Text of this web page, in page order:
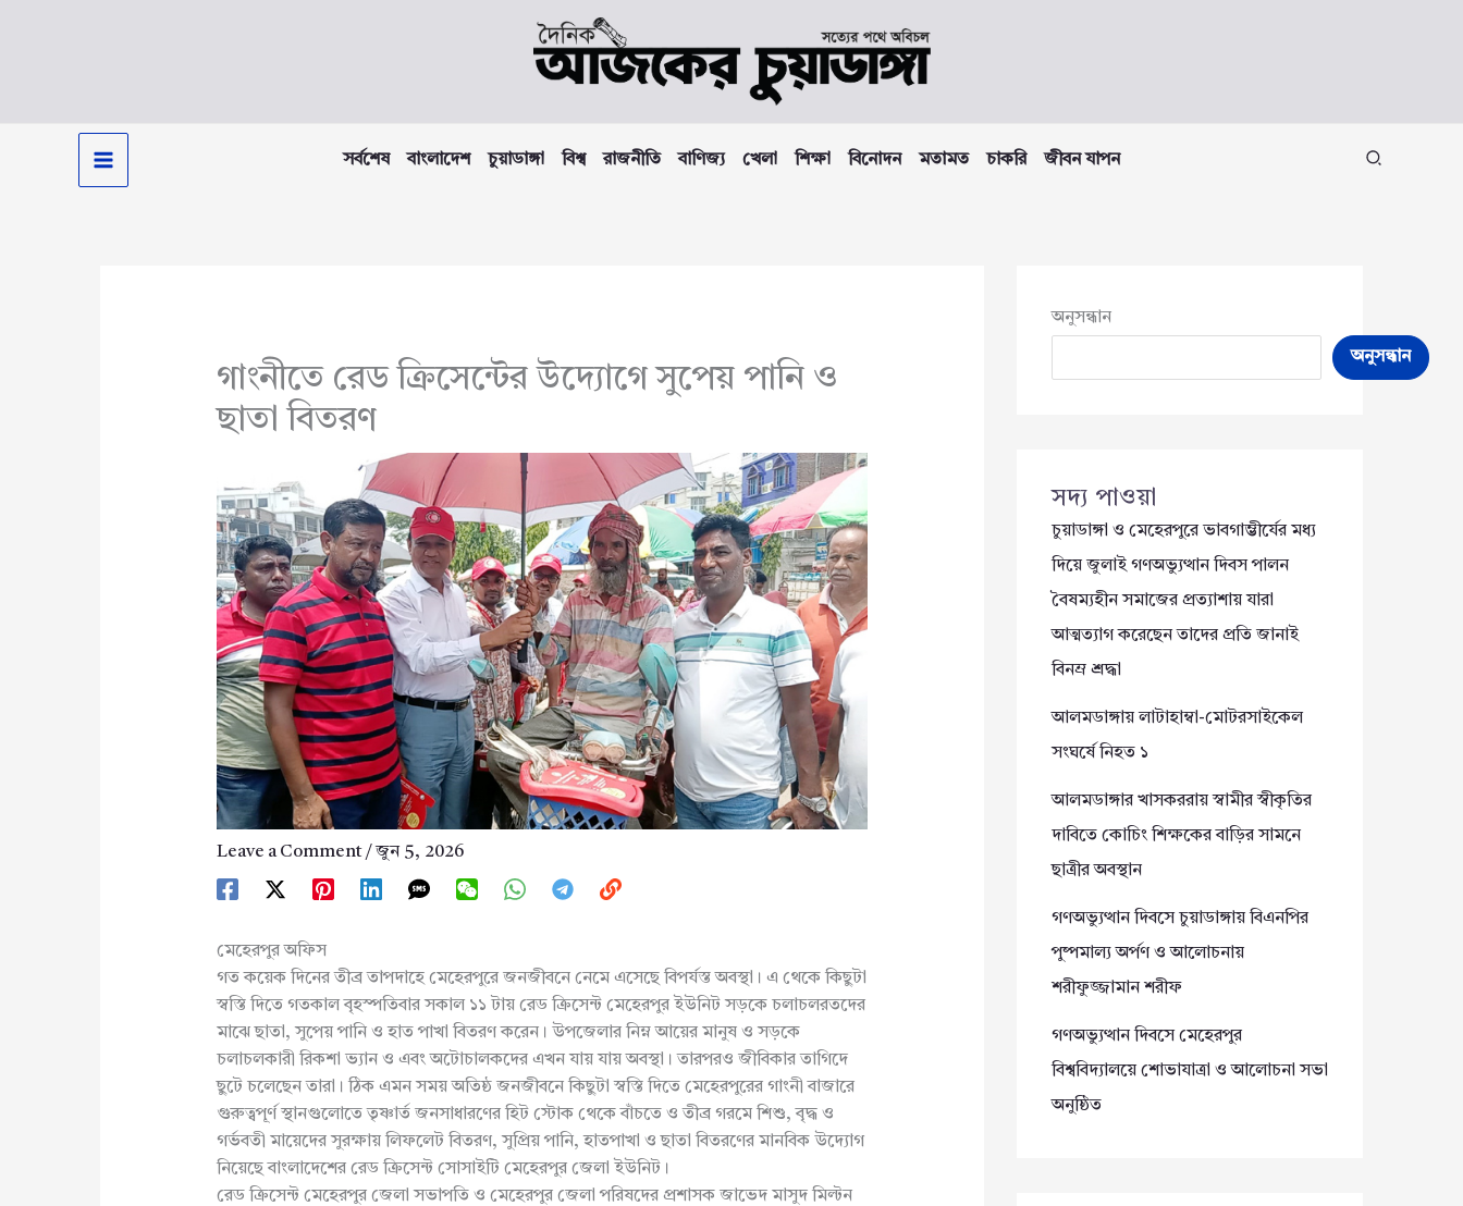
সর্বশেষ বাংলাদেশ চুয়াডাঙ্গা বিশ্ব রাজনীতি বাণিজ্য খেলা শিক্ষা বিনোদন মতামত চাকরি জীবন যাপন
গাংনীতে রেড ক্রিসেন্টের উদ্যোগে সুপেয় পানি ও
ছাতা বিতরণ
Leave a Comment /জুন 5, 2026
মেহেরপুর অফিস
গত কয়েক দিনের তীব্র তাপদাহে মেহেরপুরে জনজীবনে নেমে এসেছে বিপর্যস্ত অবস্থা। এ থেকে কিছুটা
স্বস্তি দিতে গতকাল বৃহস্পতিবার সকাল ১১ টায় রেড ক্রিসেন্ট মেহেরপুর ইউনিট সড়কে চলাচলরতদের
মাঝে ছাতা, সুপেয় পানি ও হাত পাখা বিতরণ করেন। উপজেলার নিম্ন আয়ের মানুষ ও সড়কে
চলাচলকারী রিকশা ভ্যান ও এবং অটোচালকদের এখন যায় যায় অবস্থা। তারপরও জীবিকার তাগিদে
ছুটে চলেছেন তারা। ঠিক এমন সময় অতিষ্ঠ জনজীবনে কিছুটা স্বস্তি দিতে মেহেরপুরের গাংনী বাজারে
গুরুত্বপূর্ণ স্থানগুলোতে তৃষ্ণার্ত জনসাধারণের হিট স্টোক থেকে বাঁচতে ও তীব্র গরমে শিশু, বৃদ্ধ ও
গর্ভবতী মায়েদের সুরক্ষায় লিফলেট বিতরণ, সুপ্রিয় পানি, হাতপাখা ও ছাতা বিতরণের মানবিক উদ্যোগ
নিয়েছে বাংলাদেশের রেড ক্রিসেন্ট সোসাইটি মেহেরপুর জেলা ইউনিট।
রেড ক্রিসেন্ট মেহেরপুর জেলা সভাপতি ও মেহেরপুর জেলা পরিষদের প্রশাসক জাভেদ মাসুদ মিল্টন
অনুসন্ধান
অনুসন্ধান
সদ্য পাওয়া
চুয়াডাঙ্গা ও মেহেরপুরে ভাবগাম্ভীর্যের মধ্য
দিয়ে জুলাই গণঅভ্যুত্থান দিবস পালন
বৈষম্যহীন সমাজের প্রত্যাশায় যারা
আত্মত্যাগ করেছেন তাদের প্রতি জানাই
বিনম্র শ্রদ্ধা
আলমডাঙ্গায় লাটাহাম্বা-মোটরসাইকেল
সংঘর্ষে নিহত ১
আলমডাঙ্গার খাসকররায় স্বামীর স্বীকৃতির
দাবিতে কোচিং শিক্ষকের বাড়ির সামনে
ছাত্রীর অবস্থান
গণঅভ্যুত্থান দিবসে চুয়াডাঙ্গায় বিএনপির
পুষ্পমাল্য অর্পণ ও আলোচনায়
শরীফুজ্জামান শরীফ
গণঅভ্যুত্থান দিবসে মেহেরপুর
বিশ্ববিদ্যালয়ে শোভাযাত্রা ও আলোচনা সভা
অনুষ্ঠিত